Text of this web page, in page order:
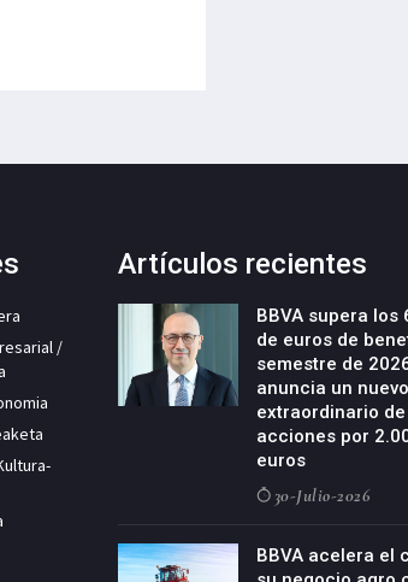
/
Artículos recientes
BBVA supera los
de euros de
semestre de
anuncia un
extraordinario
acciones por
euros
30-Julio-2026
BBVA acelera el